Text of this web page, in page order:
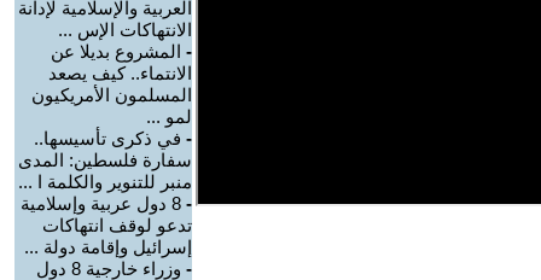
العربية والإسلامية لإدانة
الانتهاكات الإس ...
- المشروع بديلا عن
الانتماء.. كيف يصعد
المسلمون الأمريكيون
لمو ...
- في ذكرى تأسيسها..
سفارة فلسطين: المدى
منبر للتنوير والكلمة ا ...
-
8 دول عربية وإسلامية
تدعو لوقف انتهاكات
إسرائيل وإقامة دولة ...
-
وزراء خارجية 8 دول